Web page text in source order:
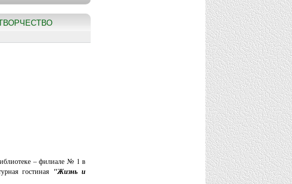
– филиале № 1 в
гостиная "Жизнь и